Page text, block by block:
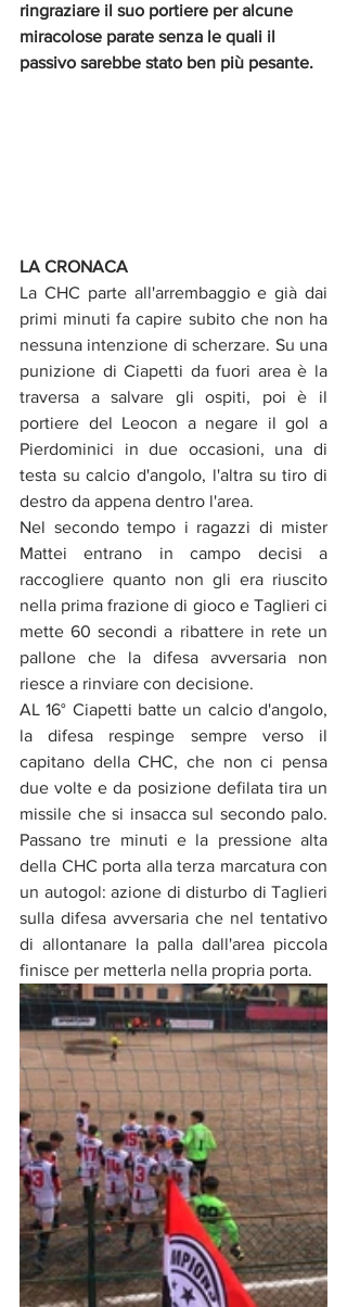
ringraziare il suo portiere per alcune
miracolose parate senza le quali il
passivo sarebbe stato ben più pesante.
LA CRONACA
La CHC parte all'arrembaggio e già dai
primi minuti fa capire subito che non ha
nessuna intenzione di scherzare. Su una
punizione di Ciapetti da fuori area è la
traversa a salvare gli ospiti, poi è il
portiere del Leocon a negare il gol a
Pierdominici in due occasioni, una di
testa su calcio d'angolo, l'altra su tiro di
destro da appena dentro l'area.
Nel secondo tempo i ragazzi di mister
Mattei entrano in campo decisi a
raccogliere quanto non gli era riuscito
nella prima frazione di gioco e Taglieri ci
mette 60 secondi a ribattere in rete un
pallone che la difesa avversaria non
riesce a rinviare con decisione.
AL 16° Ciapetti batte un calcio d'angolo,
la difesa respinge sempre verso il
capitano della CHC, che non ci pensa
due volte e da posizione defilata tira un
missile che si insacca sul secondo palo.
Passano tre minuti e la pressione alta
della CHC porta alla terza marcatura con
un autogol: azione di disturbo di Taglieri
sulla difesa avversaria che nel tentativo
di allontanare la palla dall'area piccola
finisce per metterla nella propria porta.